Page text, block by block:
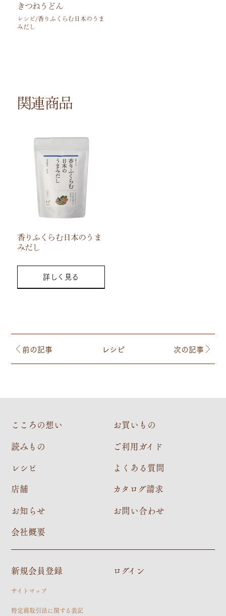
きつねうどん
レシピ/香りふくらむ日本のうま
みだし
関連商品
香りふくらむ日本のうま
みだし
詳しく見る
前の記事 レシピ 次の記事
こころの想い
読みもの
レシピ
店舗
お知らせ
会社概要
お買いもの
ご利用ガイド
よくある質問
カタログ請求
お問い合わせ
新規会員登録 ログイン
サイトマップ
特定商取引法に関する表記